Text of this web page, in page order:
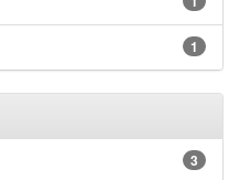
1
3